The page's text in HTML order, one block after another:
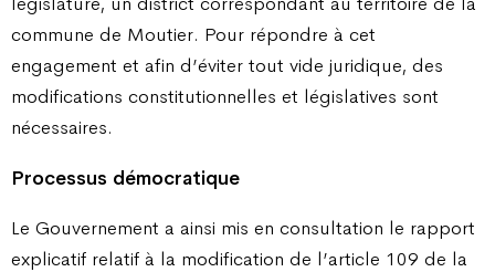
commune de Moutier. Pour répondre à cet
engagement et afin d’éviter tout vide juridique, des
modifications constitutionnelles et législatives sont
nécessaires.
Processus démocratique
Le Gouvernement a ainsi mis en consultation le rapport
explicatif relatif à la modification de l’article 109 de la